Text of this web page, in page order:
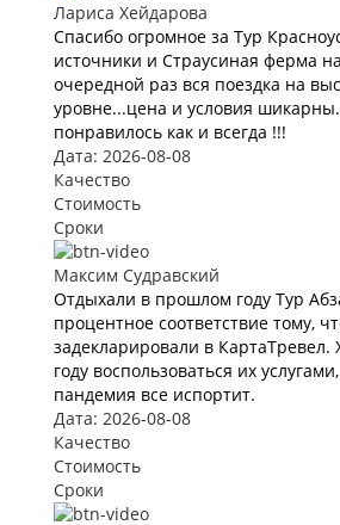
Лариса Хейдарова
Спасибо огромное за Тур
источники и Страусиная ферма
очередной раз вся поездка на
уровне...цена и условия
понравилось как и всегда !!!
Дата: 2026-08-08
Качество
Стоимость
Сроки
Максим Судравский
Отдыхали в прошлом году Тур
процентное соответствие тому,
задекларировали в КартаТревел.
году воспользоваться их
пандемия все испортит.
Дата: 2026-08-08
Качество
Стоимость
Сроки